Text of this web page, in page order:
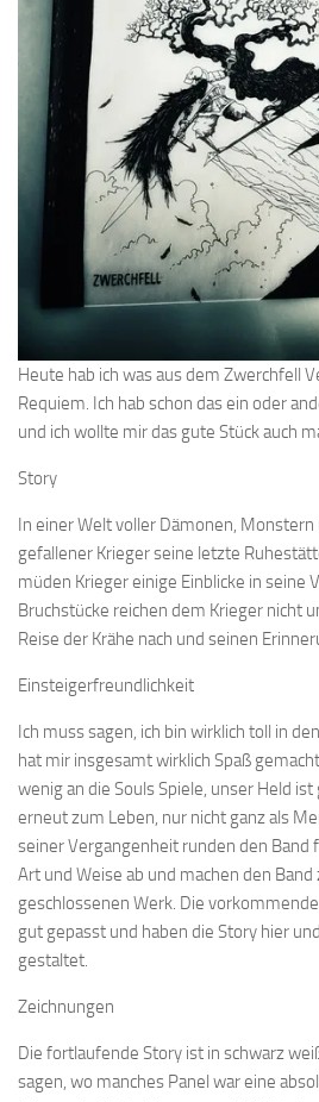
Heute hab ich was aus dem Zwerchfell
Requiem. Ich hab schon das ein oder
und ich wollte mir das gute Stück auch
Story
In einer Welt voller Dämonen, Monstern
gefallener Krieger seine letzte
müden Krieger einige Einblicke in seine
Bruchstücke reichen dem Krieger nicht
Reise der Krähe nach und seinen
Einsteigerfreundlichkeit
Ich muss sagen, ich bin wirklich toll in
hat mir insgesamt wirklich Spaß
wenig an die Souls Spiele, unser Held
erneut zum Leben, nur nicht ganz als
seiner Vergangenheit runden den Band
Art und Weise ab und machen den
geschlossenen Werk. Die
gut gepasst und haben die Story hier
gestaltet.
Zeichnungen
Die fortlaufende Story ist in schwarz
sagen, wo manches Panel war eine